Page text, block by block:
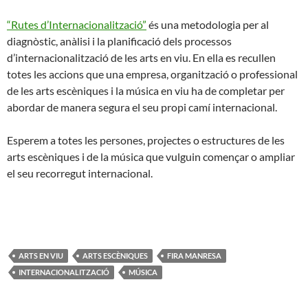
“Rutes d’Internacionalització” és una metodologia per al
diagnòstic, anàlisi i la planificació dels processos
d’internacionalització de les arts en viu. En ella es recullen
totes les accions que una empresa, organització o professional
de les arts escèniques i la música en viu ha de completar per
abordar de manera segura el seu propi camí internacional.
Esperem a totes les persones, projectes o estructures de les
arts escèniques i de la música que vulguin començar o ampliar
el seu recorregut internacional.
ARTS EN VIU ARTS ESCÈNIQUES
FIRA MANRESA
INTERNACIONALITZACIÓ
MÚSICA